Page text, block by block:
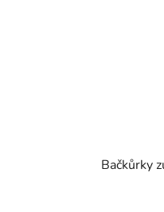
Bačkůrky